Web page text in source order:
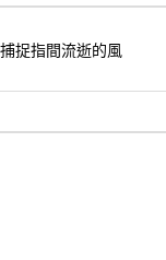
捉指間流逝的風